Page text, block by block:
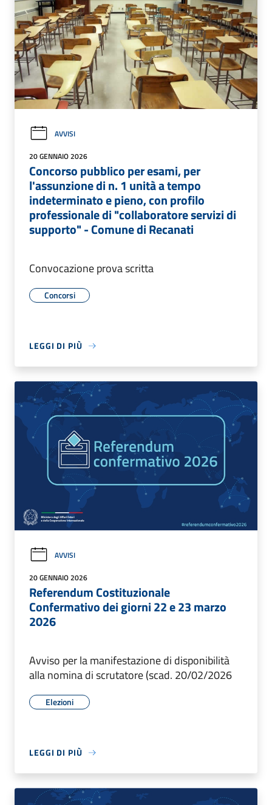
AVVISI
20 GENNAIO 2026
Concorso pubblico per esami, per
l'assunzione di n. 1 unità a tempo
indeterminato e pieno, con profilo
professionale di "collaboratore servizi di
supporto" - Comune di Recanati
Convocazione prova scritta
Concorsi
LEGGI DI PIÙ
AVVISI
20 GENNAIO 2026
Referendum Costituzionale
Confermativo dei giorni 22 e 23 marzo
2026
Avviso per la manifestazione di disponibilità
alla nomina di scrutatore (scad. 20/02/2026
Elezioni
LEGGI DI PIÙ